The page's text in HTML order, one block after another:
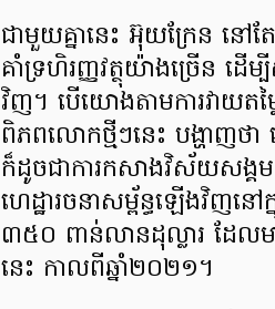
ជាមួយគ្នានេះ អ៊ុយក្រែន នៅត
គាំទ្រហិរញ្ញវត្ថុយ៉ាងច្រើន ដើម្
វិញ។ បើយោងតាមការវាយតម្
ពិភពលោកថ្មីៗនេះ បង្ហាញថា
ក៏ដូចជាការកសាងវិស័យសង្
ហេដ្ឋារចនាសម្ព័ន្ធឡើងវិញ
៣៥០ ពាន់លានដុល្លារ ដែ
នេះ កាលពីឆ្នាំ២០២១។